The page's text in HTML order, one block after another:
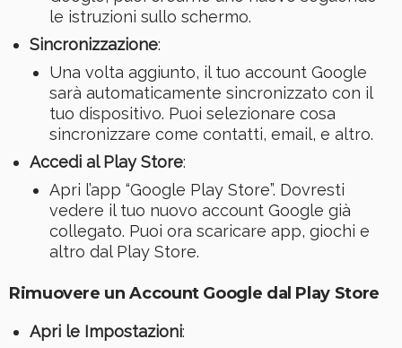
le istruzioni sullo schermo.
Sincronizzazione:
Una volta aggiunto, il tuo account Google
sarà automaticamente sincronizzato con il
tuo dispositivo. Puoi selezionare cosa
sincronizzare come contatti, email, e altro.
Accedi al Play Store:
Apri l’app “Google Play Store”. Dovresti
vedere il tuo nuovo account Google già
collegato. Puoi ora scaricare app, giochi e
altro dal Play Store.
Rimuovere un Account Google dal Play Store
Apri le Impostazioni: